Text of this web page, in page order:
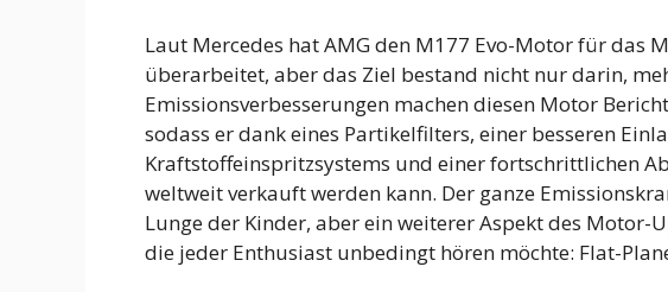
Laut Mercedes hat AMG den M177 Evo-Motor für das
überarbeitet, aber das Ziel bestand nicht nur darin,
Emissionsverbesserungen machen diesen Motor
sodass er dank eines Partikelfilters, einer besseren
Kraftstoffeinspritzsystems und einer fortschrittlichen
weltweit verkauft werden kann. Der ganze
Lunge der Kinder, aber ein weiterer Aspekt des Motor-
die jeder Enthusiast unbedingt hören möchte: Flat-